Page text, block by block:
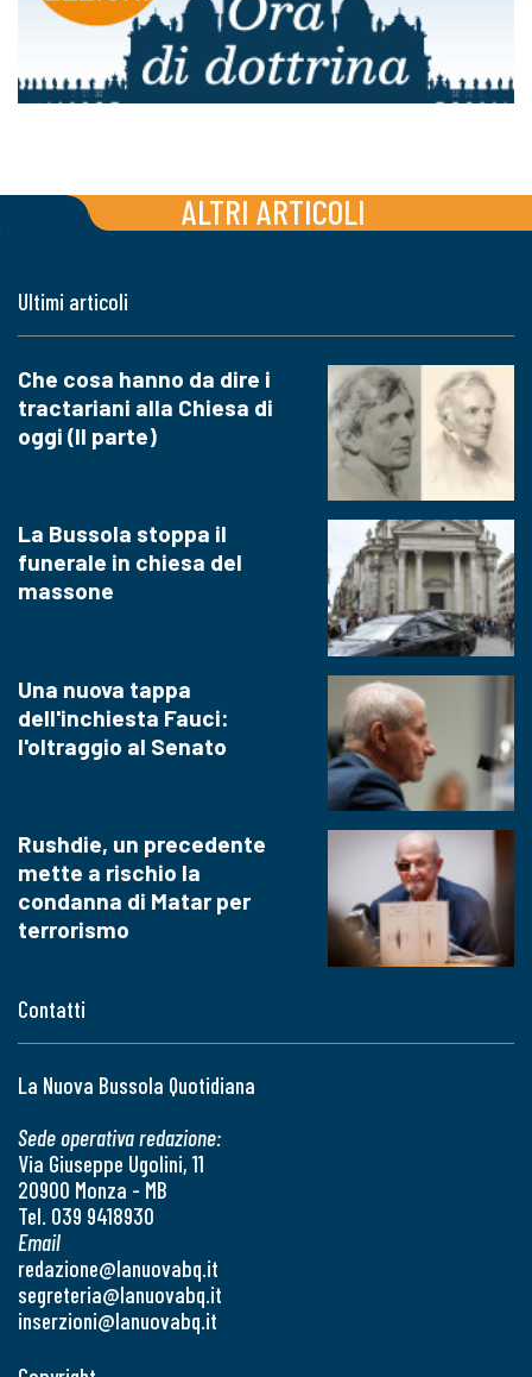
ALTRI ARTICOLI
Contatti
La Nuova Bussola Quotidiana
Sede operativa redazione:
Via Giuseppe Ugolini, 11
20900 Monza - MB
Tel. 039 9418930
Email
redazione@lanuovabq.it
segreteria@lanuovabq.it
inserzioni@lanuovabq.it
Ultimi articoli
Che cosa hanno da dire i
tractariani alla Chiesa di
oggi (II parte)
La Bussola stoppa il
funerale in chiesa del
massone
Una nuova tappa
dell'inchiesta Fauci:
l'oltraggio al Senato
Rushdie, un precedente
mette a rischio la
condanna di Matar per
terrorismo